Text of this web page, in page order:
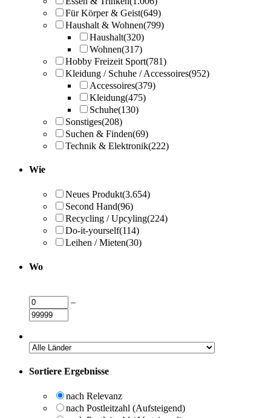
Für Körper & Geist(649)
Haushalt & Wohnen(799)
Haushalt(320)
Wohnen(317)
Hobby Freizeit Sport(781)
Kleidung / Schuhe / Accessoires(952)
Accessoires(379)
Kleidung(475)
Schuhe(130)
Sonstiges(208)
Suchen & Finden(69)
Technik & Elektronik(222)
Wie
Neues Produkt(3.654)
Second Hand(96)
Recycling / Upcyling(224)
Do-it-yourself(114)
Leihen / Mieten(30)
Wo
–
Sortiere Ergebnisse
nach Relevanz
nach Postleitzahl (Aufsteigend)